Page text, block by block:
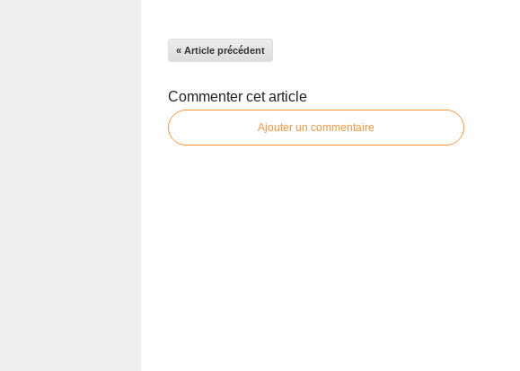
« Article précédent
Commenter cet article
Ajouter un commentaire